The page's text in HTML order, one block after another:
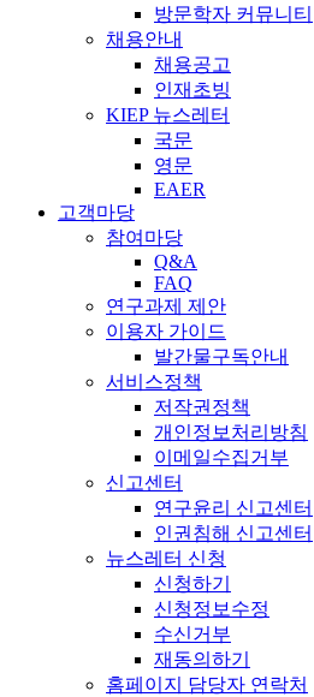
방문학자 커뮤니티
채용안내
채용공고
인재초빙
KIEP 뉴스레터
국문
영문
EAER
고객마당
참여마당
Q&A
FAQ
연구과제 제안
이용자 가이드
발간물구독안내
서비스정책
저작권정책
개인정보처리방침
이메일수집거부
신고센터
연구윤리 신고센터
인권침해 신고센터
뉴스레터 신청
신청하기
신청정보수정
수신거부
재동의하기
홈페이지 담당자 연락처